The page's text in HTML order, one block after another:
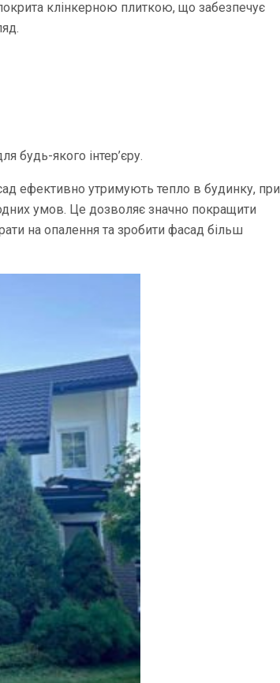
клінкерною плиткою, що забезпечує
будь-якого інтер’єру.
ефективно утримують тепло в будинку, при
умов. Це дозволяє значно покращити
на опалення та зробити фасад більш